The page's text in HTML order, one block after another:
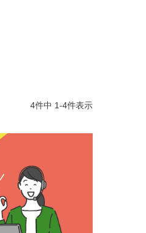
4件中 1-4件表示